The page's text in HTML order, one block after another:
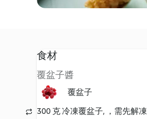
食材
覆盆子醬
覆盆子
300 克 冷凍覆盆子, ，需先解凍